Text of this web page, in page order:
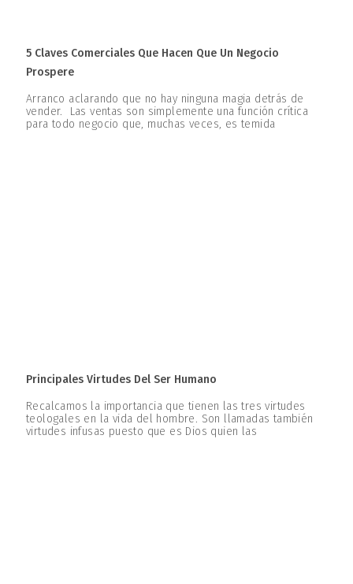
5 Claves Comerciales Que Hacen Que Un Negocio
Prospere
Arranco aclarando que no hay ninguna magia detrás de
vender. Las ventas son simplemente una función crítica
para todo negocio que, muchas veces, es temida
Principales Virtudes Del Ser Humano
Recalcamos la importancia que tienen las tres virtudes
teologales en la vida del hombre. Son llamadas también
virtudes infusas puesto que es Dios quien las